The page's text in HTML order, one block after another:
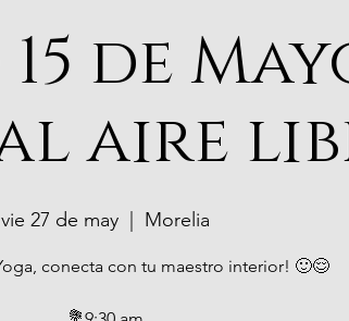
de
aire
vie 27 de may
  |
Morelia
conecta con tu maestro interior! 🙂😌